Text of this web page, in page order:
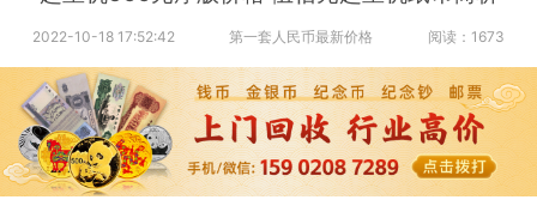
2022-10-18 17:52:42 第一套人民币最新价格 阅读：1673